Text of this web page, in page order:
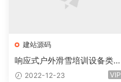
建站源码
响应式户外滑雪培训设备类网
站eyoucms易优模板(pc+wa
2022-12-23 VIP